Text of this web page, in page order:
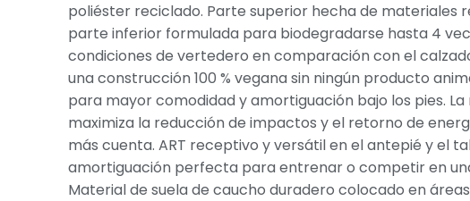
poliéster reciclado. Parte superior hecha de materiales
parte inferior formulada para biodegradarse hasta 4
condiciones de vertedero en comparación con el
una construcción 100 % vegana sin ningún producto
para mayor comodidad y amortiguación bajo los pies.
maximiza la reducción de impactos y el retorno de
más cuenta. ART receptivo y versátil en el antepié y el
amortiguación perfecta para entrenar o competir en
Material de suela de caucho duradero colocado en